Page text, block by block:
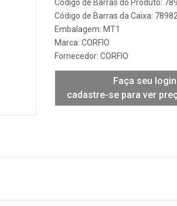
Código de Barras do Produto:
Código de Barras da Caixa:
Embalagem: MT1
Marca: CORFIO
Fornecedor: CORFIO
Faça seu
cadastre-se para ver